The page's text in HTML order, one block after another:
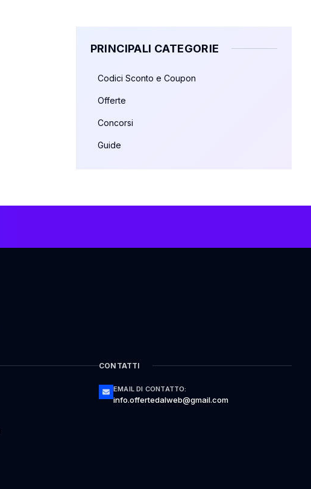
PRINCIPALI CATEGORIE
Codici Sconto e Coupon
Offerte
Concorsi
Guide
CONTATTI
EMAIL DI CONTATTO:
info.offertedalweb@gmail.com